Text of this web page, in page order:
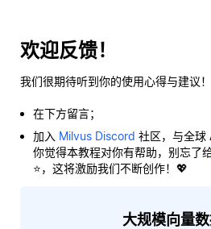
欢迎反馈！
我们很期待听到你的使用心得与建议！
在下方留言；
加入 Milvus Discord 社区，与全球
你觉得本教程对你有帮助，别忘了
⭐，这将激励我们不断创作！💖
大规模向量